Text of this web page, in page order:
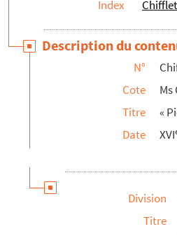
Urbain VIII par l'empereur
relevant de la couronne d'Espagne
d'aller sus les Turcs l'an 1453,
faite au pape Innocent X, au nom
en la tradition de l'espée et
à Toledo... »
la corte de España »
(1653), avec le visa des officiers royaux
se celebro en esta corte, domingo, 21
de la parroquia vezina de San Juan
[Phelippe III] »
Index
Description du
N°
Cote
Ms
Titre
«
Date
XVI
Division
Titre